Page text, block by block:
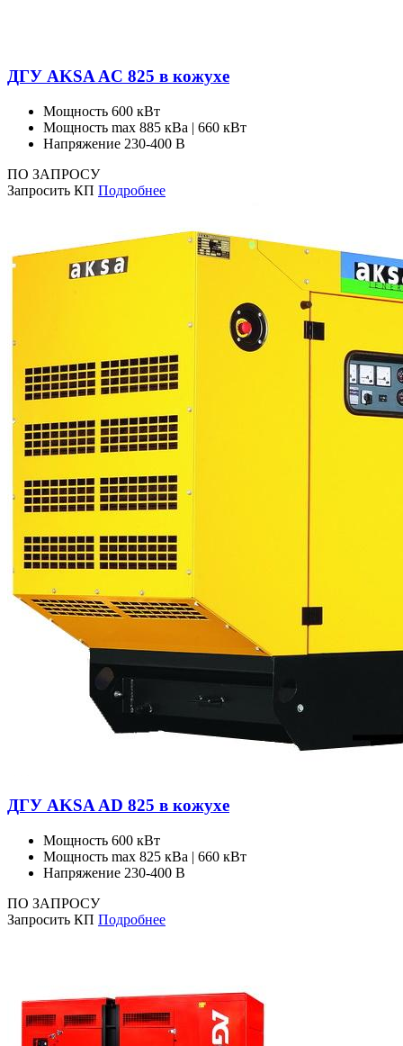
ДГУ AKSA AC 825 в кожухе
Мощность 600 кВт
Мощность max 885 кВа | 660 кВт
Напряжение 230-400 В
ПО ЗАПРОСУ
Запросить КП Подробнее
ДГУ AKSA AD 825 в кожухе
Мощность 600 кВт
Мощность max 825 кВа | 660 кВт
Напряжение 230-400 В
ПО ЗАПРОСУ
Запросить КП Подробнее